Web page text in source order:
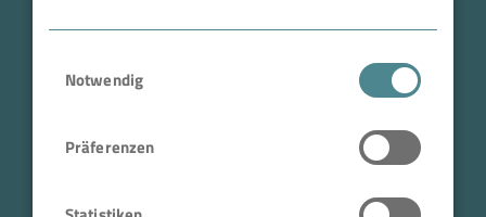
zusammen, die Sie ihnen bereitgestellt haben oder
die sie im Rahmen Ihrer Nutzung der Dienste
Notwendig
Präferenzen
Tullastr. 64 | 76131 Karlsruhe
Telefon +49 721 96456-0
Geschäftsführer: